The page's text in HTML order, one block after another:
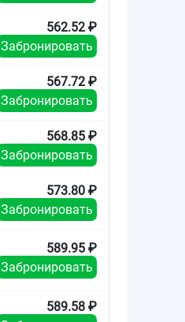
562.52 ₽
Забронировать
567.72 ₽
Забронировать
568.85 ₽
Забронировать
573.80 ₽
Забронировать
589.95 ₽
Забронировать
589.58 ₽